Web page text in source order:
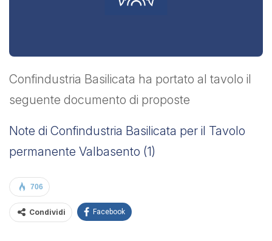
Confindustria Basilicata ha portato al tavolo il
seguente documento di proposte
Note di Confindustria Basilicata per il Tavolo
permanente Valbasento (1)
706
Condividi Facebook